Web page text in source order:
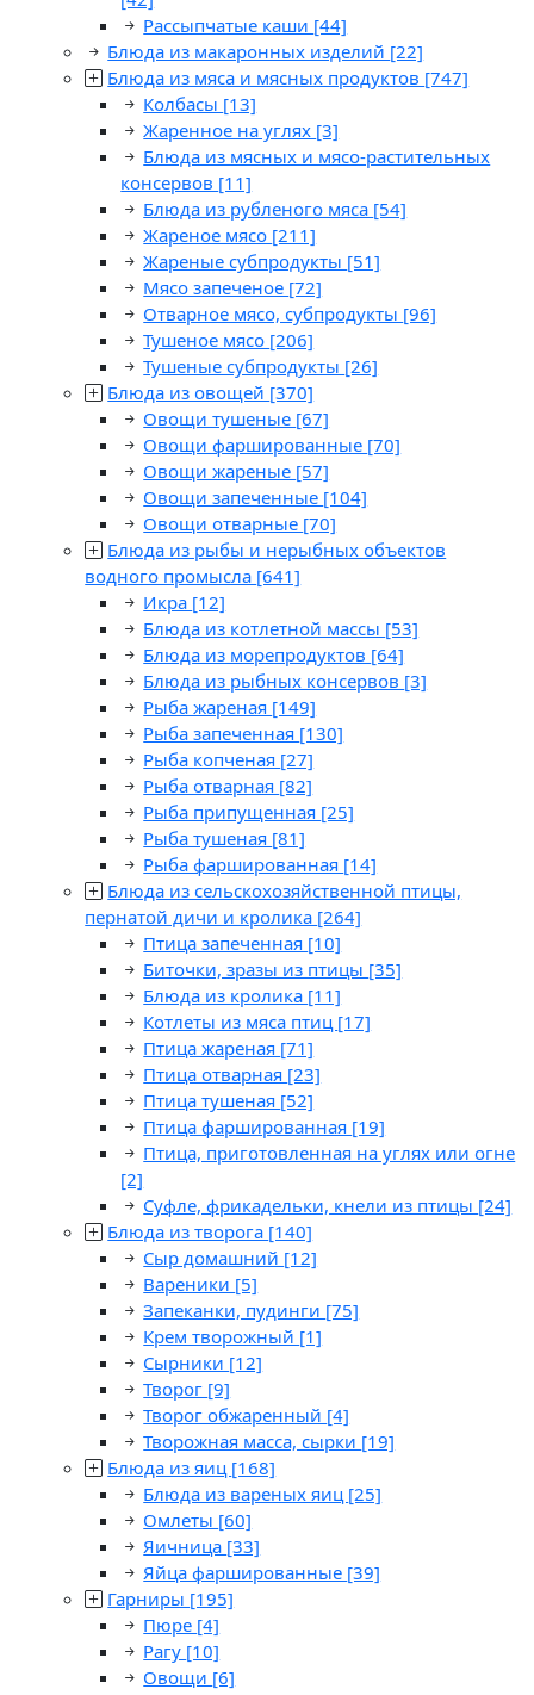
Рассыпчатые каши [44]
Блюда из макаронных изделий [22]
Блюда из мяса и мясных продуктов [747]
Колбасы [13]
Жаренное на углях [3]
Блюда из мясных и мясо-растительных
консервов [11]
Блюда из рубленого мяса [54]
Жареное мясо [211]
Жареные субпродукты [51]
Мясо запеченое [72]
Отварное мясо, субпродукты [96]
Тушеное мясо [206]
Тушеные субпродукты [26]
Блюда из овощей [370]
Овощи тушеные [67]
Овощи фаршированные [70]
Овощи жареные [57]
Овощи запеченные [104]
Овощи отварные [70]
Блюда из рыбы и нерыбных объектов
водного промысла [641]
Икра [12]
Блюда из котлетной массы [53]
Блюда из морепродуктов [64]
Блюда из рыбных консервов [3]
Рыба жареная [149]
Рыба запеченная [130]
Рыба копченая [27]
Рыба отварная [82]
Рыба припущенная [25]
Рыба тушеная [81]
Рыба фаршированная [14]
Блюда из сельскохозяйственной птицы,
пернатой дичи и кролика [264]
Птица запеченная [10]
Биточки, зразы из птицы [35]
Блюда из кролика [11]
Котлеты из мяса птиц [17]
Птица жареная [71]
Птица отварная [23]
Птица тушеная [52]
Птица фаршированная [19]
Птица, приготовленная на углях или огне
[2]
Суфле, фрикадельки, кнели из птицы [24]
Блюда из творога [140]
Сыр домашний [12]
Вареники [5]
Запеканки, пудинги [75]
Крем творожный [1]
Сырники [12]
Творог [9]
Творог обжаренный [4]
Творожная масса, сырки [19]
Блюда из яиц [168]
Блюда из вареных яиц [25]
Омлеты [60]
Яичница [33]
Яйца фаршированные [39]
Гарниры [195]
Пюре [4]
Рагу [10]
Овощи [6]